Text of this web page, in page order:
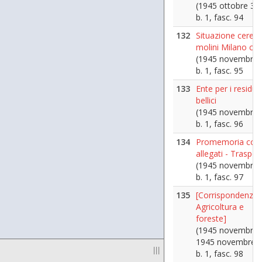
|||
(1945 ottobre 31)
b. 1, fasc. 94
132 Situazione cereali
molini Milano
(1945 novembre)
b. 1, fasc. 95
133 Ente per i
bellici
(1945 novembre
b. 1, fasc. 96
134 Promemoria con
allegati -
(1945 novembre
b. 1, fasc. 97
135 [Corrispondenza
Agricoltura e
foreste]
(1945 novembre
1945 novembre
b. 1, fasc. 98